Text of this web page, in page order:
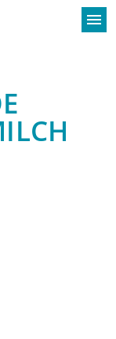
menu